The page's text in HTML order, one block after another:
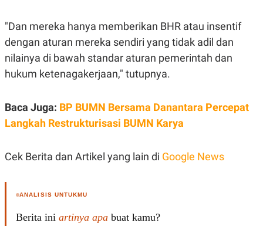
E
RT
I
S
I
N
G
M
E
D
.
SITEMAP PROFILETERM
"Dan mereka hanya memberikan BHR atau insentif
dengan aturan mereka sendiri yang tidak adil dan
nilainya di bawah standar aturan pemerintah dan
hukum ketenagakerjaan," tutupnya.
Baca Juga: BP BUMN Bersama Danantara Percepat
Langkah Restrukturisasi BUMN Karya
Cek Berita dan Artikel yang lain di Google News
ANALISIS UNTUKMU
Berita ini artinya apa buat kamu?